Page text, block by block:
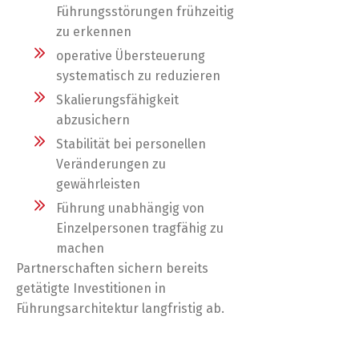
Führungsstörungen frühzeitig
zu erkennen
operative Übersteuerung
systematisch zu reduzieren
Skalierungsfähigkeit
abzusichern
Stabilität bei personellen
Veränderungen zu
gewährleisten
Führung unabhängig von
Einzelpersonen tragfähig zu
machen
Partnerschaften sichern bereits
getätigte Investitionen in
Führungsarchitektur langfristig ab.